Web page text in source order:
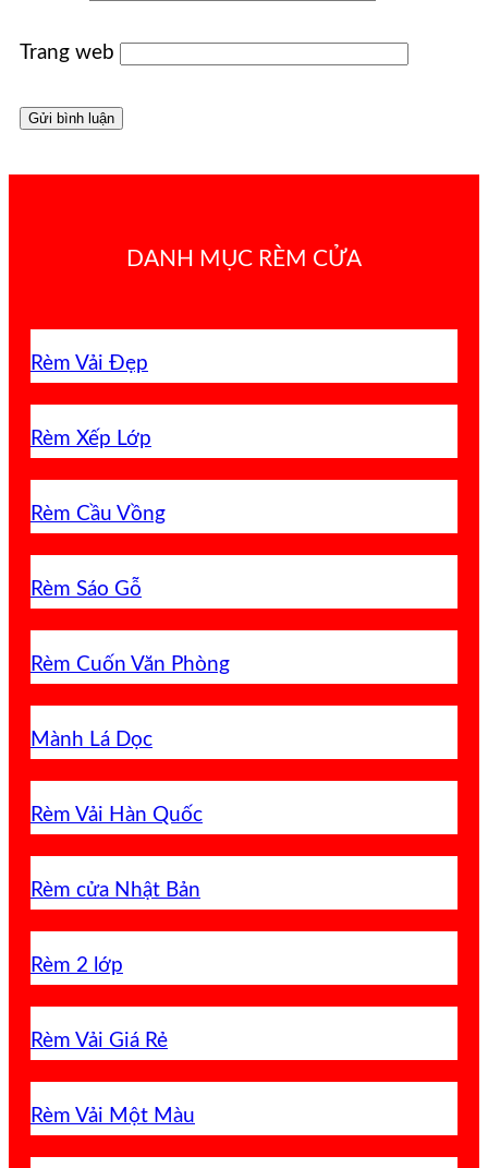
Trang web
DANH MỤC RÈM CỬA
Rèm Vải Đẹp
Rèm Xếp Lớp
Rèm Cầu Vồng
Rèm Sáo Gỗ
Rèm Cuốn Văn Phòng
Mành Lá Dọc
Rèm Vải Hàn Quốc
Rèm cửa Nhật Bản
Rèm 2 lớp
Rèm Vải Giá Rẻ
Rèm Vải Một Màu